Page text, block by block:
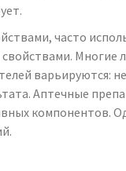
часто
Многие
варьируются:
Аптечные
компонентов.